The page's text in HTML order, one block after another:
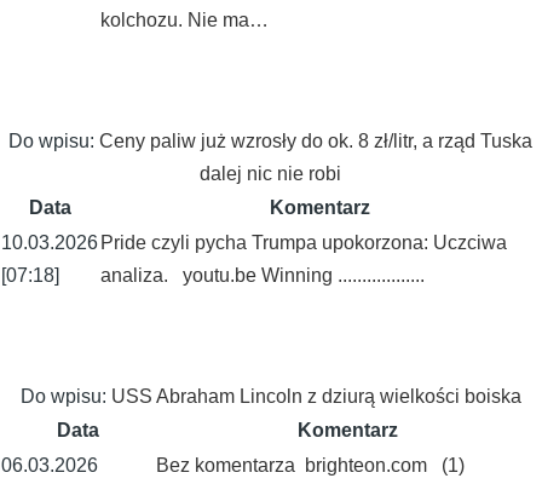
kolchozu. Nie ma…
Do wpisu:Ceny paliw już wzrosły do ok. 8 zł/litr, a rząd Tuska
dalej nic nie robi
Data
Komentarz
10.03.2026
[07:18]
Pride czyli pycha Trumpa upokorzona: Uczciwa
analiza. youtu.be Winning ..................
Do wpisu: USS Abraham Lincoln z dziurą wielkości boiska
Data
Komentarz
06.03.2026
Bez komentarza brighteon.com (1)